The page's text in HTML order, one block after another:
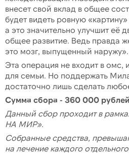
внесет свой вклад в общее
будет видеть ровную
а это значительно улучшит её
общее развитие. Ведь правда
это мозг, выпущенный наружу».
Эта операция не входит в омс,
для семьи. Но поддержать
достаточно лишь сделать
Сумма сбора - 360 000
Данный сбор проходит в
НА МИР».
Собранные средства,
на лечение каждого